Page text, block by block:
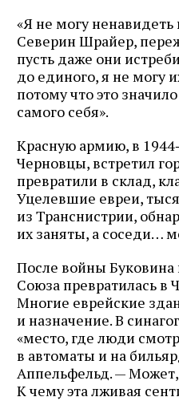
«Я не могу
Северин Шрайер,
пусть даже они
до единого, я не могу
потому что это
самого себя».
Красную армию, в
Черновцы, встретил
превратили в склад,
Уцелевшие евреи,
из Транснистрии,
их заняты, а соседи…
После войны Буковина
Союза превратилась в
Многие еврейские
и назначение. В
«место, где люди
в автоматы и на
Аппельфельд. —
К чему эта лживая